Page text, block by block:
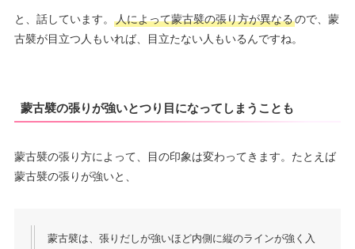
と、話しています。 人によって蒙古襞の張り方が異なるので、蒙
古襞が目立つ人もいれば、目立たない人もいるんですね。
蒙古襞の張りが強いとつり目になってしまうことも
蒙古襞の張り方によって、目の印象は変わってきます。たとえば
蒙古襞の張りが強いと、
蒙古襞は、張りだしが強いほど内側に縦のラインが強く入